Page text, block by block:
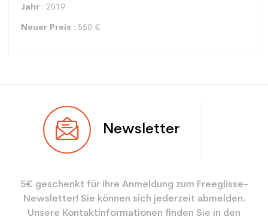
Jahr : 2019
Neuer Preis : 550 €
Benutzer Frau
Farbe Blau
Benutzer - Konfigurator eine Frau
Newsletter
5€ geschenkt für Ihre Anmeldung zum Freeglisse-
Newsletter! Sie können sich jederzeit abmelden.
Unsere Kontaktinformationen finden Sie in den